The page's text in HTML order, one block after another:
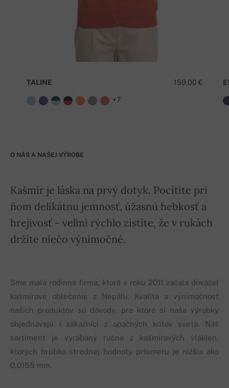
159,00 €
TALINE
+7
O NÁS A NAŠEJ VÝROBE
Kašmír je láska na prvý dotyk. Pocítite pri
ňom delikátnu jemnosť, úžasnú hebkosť a
hrejivosť - veľmi rýchlo zistíte, že v rukách
držíte niečo výnimočné.
Sme malá rodinná firma, ktorá v roku 2011 začala dovážať
kašmírové oblečenie z Nepálu. Kvalita a výnimočnosť
našich produktov sú dôvody, pre ktoré si naše výrobky
objednávajú i zákazníci z opačných kútov sveta. Náš
sortiment je vyrábaný ručne z kašmírových vlákien,
ktorých hrúbka strednej hodnoty priemeru je nižšia ako
0,0155 mm.